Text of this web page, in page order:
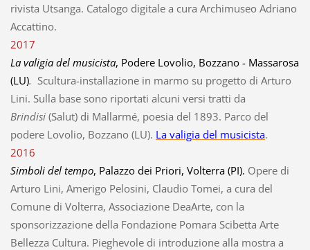
rivista Utsanga. Catalogo digitale a cura Archimuseo Adriano
Accattino.
2017
La valigia del musicista, Podere Lovolio, Bozzano - Massarosa
(LU). Scultura-installazione in marmo su progetto di Arturo
Lini. Sulla base sono riportati alcuni versi tratti da
Brindisi(Salut) di Mallarmé, poesia del 1893. Parco del
podere Lovolio, Bozzano (LU). La valigia del musicista.
2016
Simboli del tempo, Palazzo dei Priori, Volterra (PI). Opere di
Arturo Lini, Amerigo Pelosini, Claudio Tomei, a cura del
Comune di Volterra, Associazione DeaArte, con la
sponsorizzazione della Fondazione Pomara Scibetta Arte
Bellezza Cultura. Pieghevole di introduzione alla mostra a